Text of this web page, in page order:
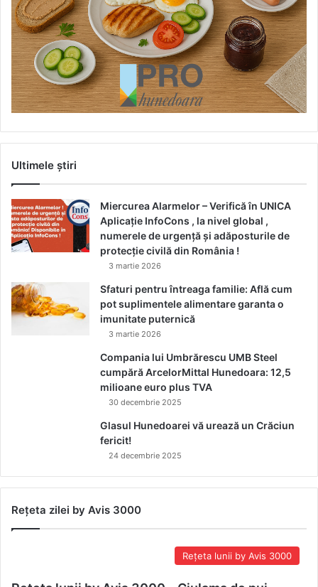
Ultimele știri
Miercurea Alarmelor – Verifică în UNICA
Aplicație InfoCons , la nivel global ,
numerele de urgență și adăposturile de
protecție civilă din România !
3 martie 2026
Sfaturi pentru întreaga familie: Află cum
pot suplimentele alimentare garanta o
imunitate puternică
3 martie 2026
Compania lui Umbrărescu UMB Steel
cumpără ArcelorMittal Hunedoara: 12,5
milioane euro plus TVA
30 decembrie 2025
Glasul Hunedoarei vă urează un Crăciun
fericit!
24 decembrie 2025
Rețeta zilei by Avis 3000
Rețeta lunii by Avis 3000